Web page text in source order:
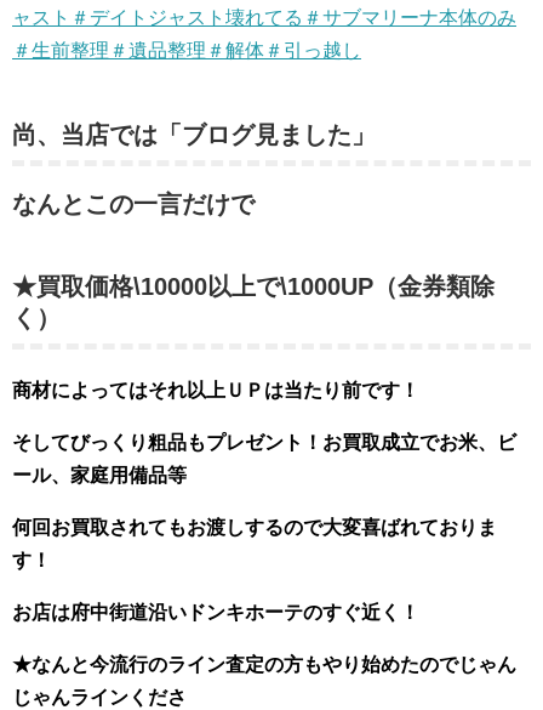
ャスト＃デイトジャスト壊れてる＃サブマリーナ本体のみ
＃生前整理＃遺品整理＃解体＃引っ越し
尚、当店では「ブログ見ました」
なんとこの一言だけで
★買取価格\10000以上で\1000UP（金券類除
く）
商材によってはそれ以上ＵＰは当たり前です！
そしてびっくり粗品もプレゼント！お買取成立でお米、ビ
ール、家庭用備品等
何回お買取されてもお渡しするので大変喜ばれておりま
す！
お店は府中街道沿いドンキホーテのすぐ近く！
★なんと今流行のライン査定の方もやり始めたのでじゃん
じゃんラインくださ